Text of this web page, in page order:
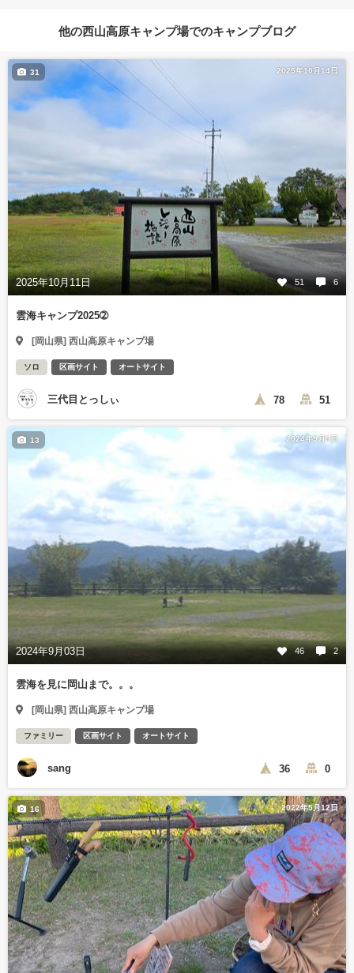
他の西山高原キャンプ場でのキャンプブログ
2025年10月14日
2025年10月11日 51 6
31
雲海キャンプ2025➁
[岡山県] 西山高原キャンプ場
ソロ 区画サイト オートサイト
三代目とっしぃ 78 51
2024年9月5日
2024年9月03日 46 2
13
雲海を見に岡山まで。。。
[岡山県] 西山高原キャンプ場
ファミリー 区画サイト オートサイト
sang 36 0
2022年5月12日
16